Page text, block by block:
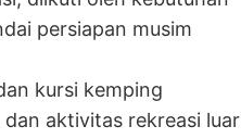
persiapan musim
kursi kemping
aktivitas rekreasi luar